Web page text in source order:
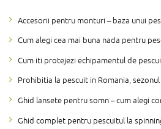
Accesorii pentru monturi – baza unui
Cum alegi cea mai buna nada pentru
Cum iti protejezi echipamentul de
Prohibitia la pescuit in Romania,
Ghid lansete pentru somn – cum alegi
Ghid complet pentru pescuitul la